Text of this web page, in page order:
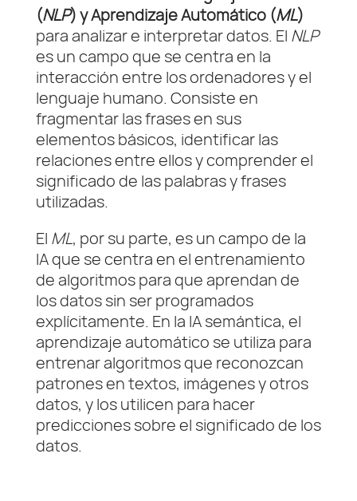
(NLP) y Aprendizaje Automático (ML)
para analizar e interpretar datos. El NLP
es un campo que se centra en la
interacción entre los ordenadores y el
lenguaje humano. Consiste en
fragmentar las frases en sus
elementos básicos, identificar las
relaciones entre ellos y comprender el
significado de las palabras y frases
utilizadas.
El ML, por su parte, es un campo de la
IA que se centra en el entrenamiento
de algoritmos para que aprendan de
los datos sin ser programados
explícitamente. En la IA semántica, el
aprendizaje automático se utiliza para
entrenar algoritmos que reconozcan
patrones en textos, imágenes y otros
datos, y los utilicen para hacer
predicciones sobre el significado de los
datos.